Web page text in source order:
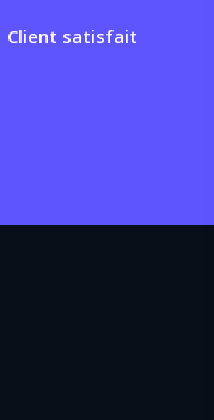
Client satisfait